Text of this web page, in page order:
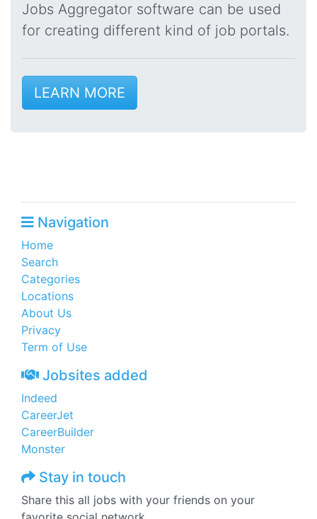
Jobs Aggregator software can be used
for creating different kind of job portals.
LEARN MORE
Navigation
Home
Search
Categories
Locations
About Us
Privacy
Term of Use
Jobsites added
Indeed
CareerJet
CareerBuilder
Monster
Stay in touch
Share this all jobs with your friends on your